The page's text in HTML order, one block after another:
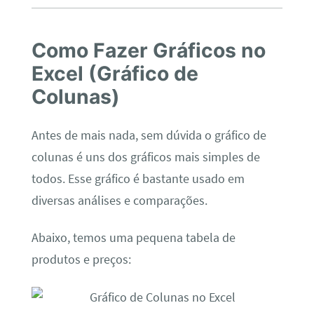
Como Fazer Gráficos no
Excel (Gráfico de
Colunas)
Antes de mais nada, sem dúvida o gráfico de
colunas é uns dos gráficos mais simples de
todos. Esse gráfico é bastante usado em
diversas análises e comparações.
Abaixo, temos uma pequena tabela de
produtos e preços: